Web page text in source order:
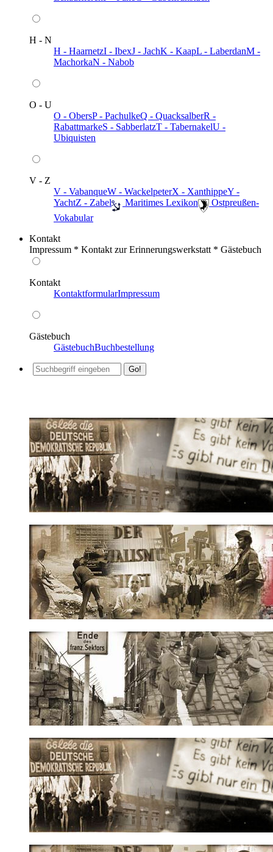
H - N
H - HaarnetzI - IbexJ - JachK - KaapL - LaberdanM -
MachorkaN - Nabob
O - U
O - ObersP - PachulkeQ - QuacksalberR -
RabattmarkeS - SabberlatzT - TabernakelU -
Ubiquisten
V - Z
V - VabanqueW - WackelpeterX - XanthippeY -
YachtZ - Zabel ️ Maritimes Lexikon
️ Ostpreußen-
Vokabular
Kontakt
Impressum * Kontakt zur Erinnerungswerkstatt * Gästebuch
Kontakt
KontaktformularImpressum
Gästebuch
GästebuchBuchbestellung